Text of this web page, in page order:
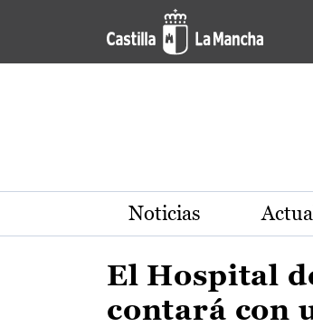
Pasar al contenido principal
Actualidad de la
Noticias
El Hospital
contará con